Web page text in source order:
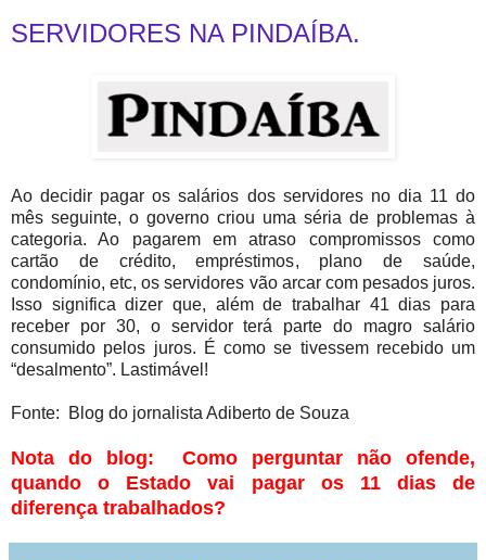
SERVIDORES NA PINDAÍBA.
Ao decidir pagar os salários dos servidores no dia 11 do
mês seguinte, o governo criou uma séria de problemas à
categoria. Ao pagarem em atraso compromissos como
cartão de crédito, empréstimos, plano de saúde,
condomínio, etc, os servidores vão arcar com pesados juros.
Isso significa dizer que, além de trabalhar 41 dias para
receber por 30, o servidor terá parte do magro salário
consumido pelos juros. É como se tivessem recebido um
“desalmento”. Lastimável!
Fonte: Blog do jornalista Adiberto de Souza
Nota do blog: Como perguntar não ofende,
quando o Estado vai pagar os 11 dias de
diferença trabalhados?